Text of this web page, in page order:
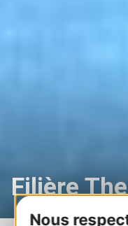
Nous
Filière